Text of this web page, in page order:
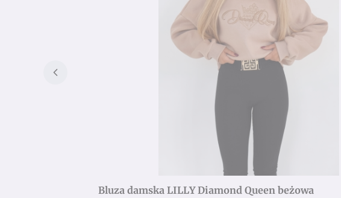
Bluza damska LILLY Diamond Queen beżowa